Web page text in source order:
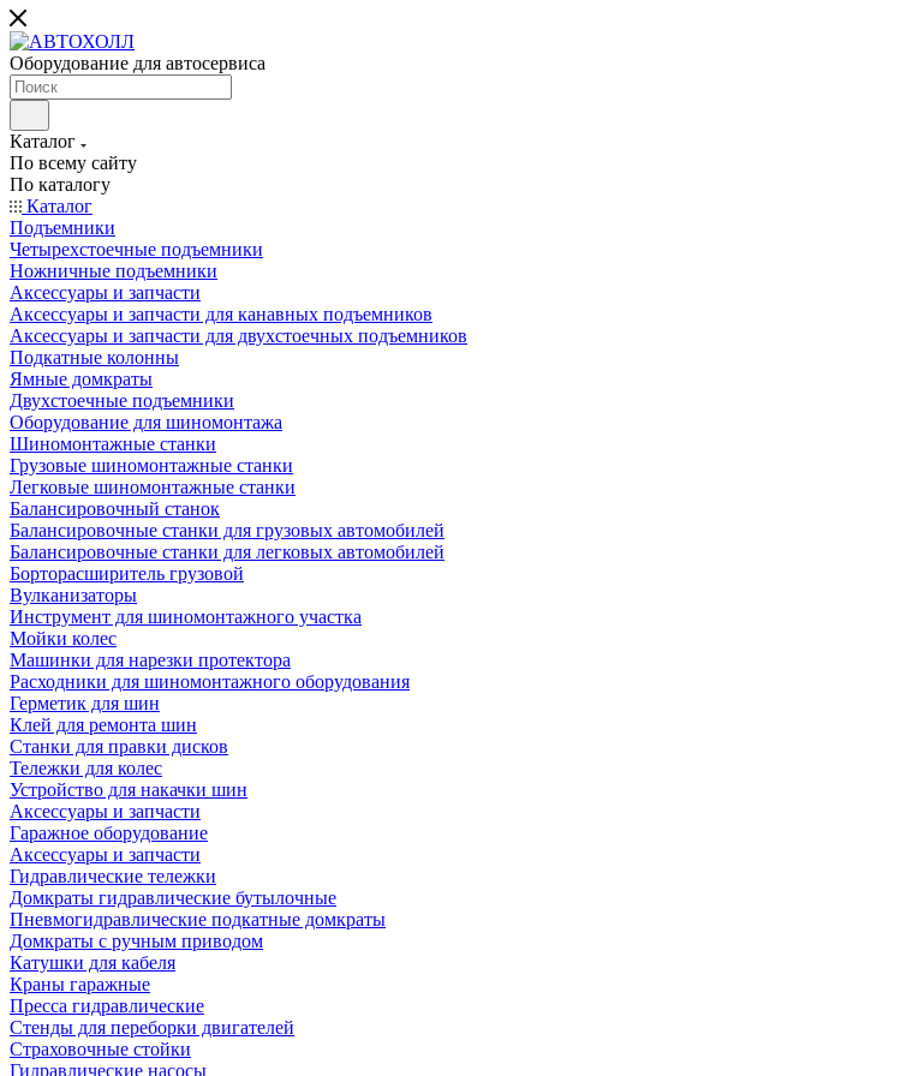
Оборудование для автосервиса
Каталог
По всему сайту
По каталогу
Каталог
Подъемники
Четырехстоечные подъемники
Ножничные подъемники
Аксессуары и запчасти
Аксессуары и запчасти для канавных подъемников
Аксессуары и запчасти для двухстоечных подъемников
Подкатные колонны
Ямные домкраты
Двухстоечные подъемники
Оборудование для шиномонтажа
Шиномонтажные станки
Грузовые шиномонтажные станки
Легковые шиномонтажные станки
Балансировочный станок
Балансировочные станки для грузовых автомобилей
Балансировочные станки для легковых автомобилей
Борторасширитель грузовой
Вулканизаторы
Инструмент для шиномонтажного участка
Мойки колес
Машинки для нарезки протектора
Расходники для шиномонтажного оборудования
Герметик для шин
Клей для ремонта шин
Станки для правки дисков
Тележки для колес
Устройство для накачки шин
Аксессуары и запчасти
Гаражное оборудование
Аксессуары и запчасти
Гидравлические тележки
Домкраты гидравлические бутылочные
Пневмогидравлические подкатные домкраты
Домкраты с ручным приводом
Катушки для кабеля
Краны гаражные
Пресса гидравлические
Стенды для переборки двигателей
Страховочные стойки
Гидравлические насосы